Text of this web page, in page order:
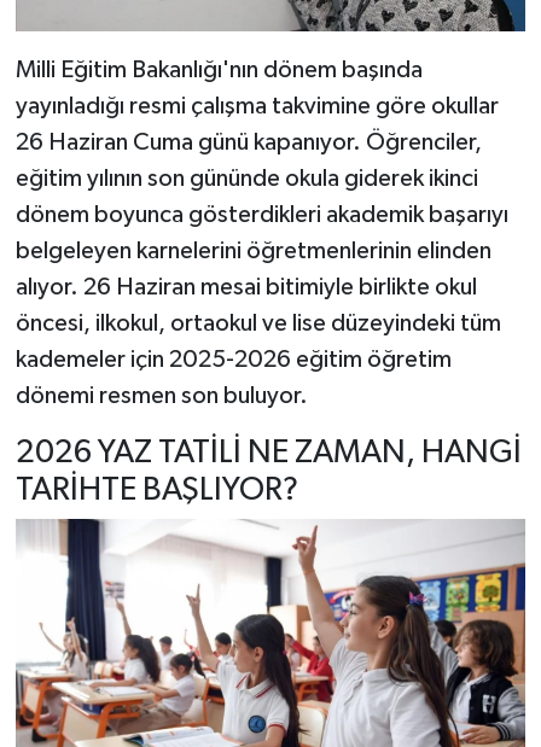
Milli Eğitim Bakanlığı'nın dönem başında
yayınladığı resmi çalışma takvimine göre okullar
26 Haziran Cuma günü kapanıyor. Öğrenciler,
eğitim yılının son gününde okula giderek ikinci
dönem boyunca gösterdikleri akademik başarıyı
belgeleyen karnelerini öğretmenlerinin elinden
alıyor. 26 Haziran mesai bitimiyle birlikte okul
öncesi, ilkokul, ortaokul ve lise düzeyindeki tüm
kademeler için 2025-2026 eğitim öğretim
dönemi resmen son buluyor.
2026 YAZ TATİLİ NE ZAMAN, HANGİ
TARİHTE BAŞLIYOR?